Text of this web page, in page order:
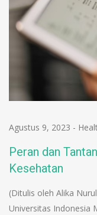
Agustus 9, 2023 -
Peran dan
Kesehatan
(Ditulis oleh Alika
Universitas Indonesia